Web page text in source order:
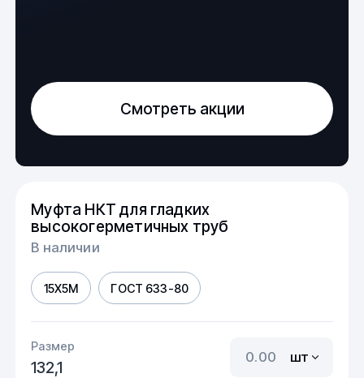
Смотреть акции
Муфта НКТ для гладких
высокогерметичных труб
В наличии
15Х5М ГОСТ 633-80
Размер
132,1
шт